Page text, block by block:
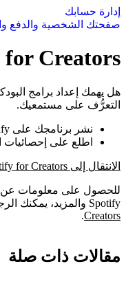
إدارة حسابك
صفحتك الشخصية والدفع
Creators
التعرُّف على مستمعيك.
نشر برنامجك على Spotify
اطلع على إحصائيات
الانتقال إلى Spotify for Creators
للحصول على معلومات عن
Spotify والمزيد، يمكنك الرجوع إلى
Creators
.
مقالات ذات صلة